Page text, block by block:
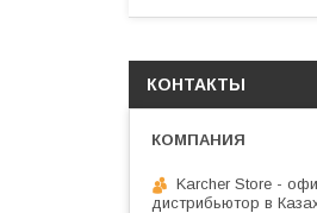
КОНТАКТЫ
Karcher Store -
дистрибьютор в